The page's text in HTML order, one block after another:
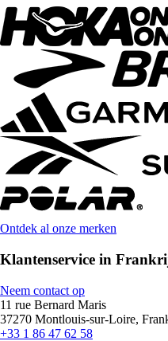
Ontdek al onze merken
Klantenservice in
Neem contact op
11 rue Bernard Maris
37270 Montlouis-sur-Loire,
+33 1 86 47 62 58